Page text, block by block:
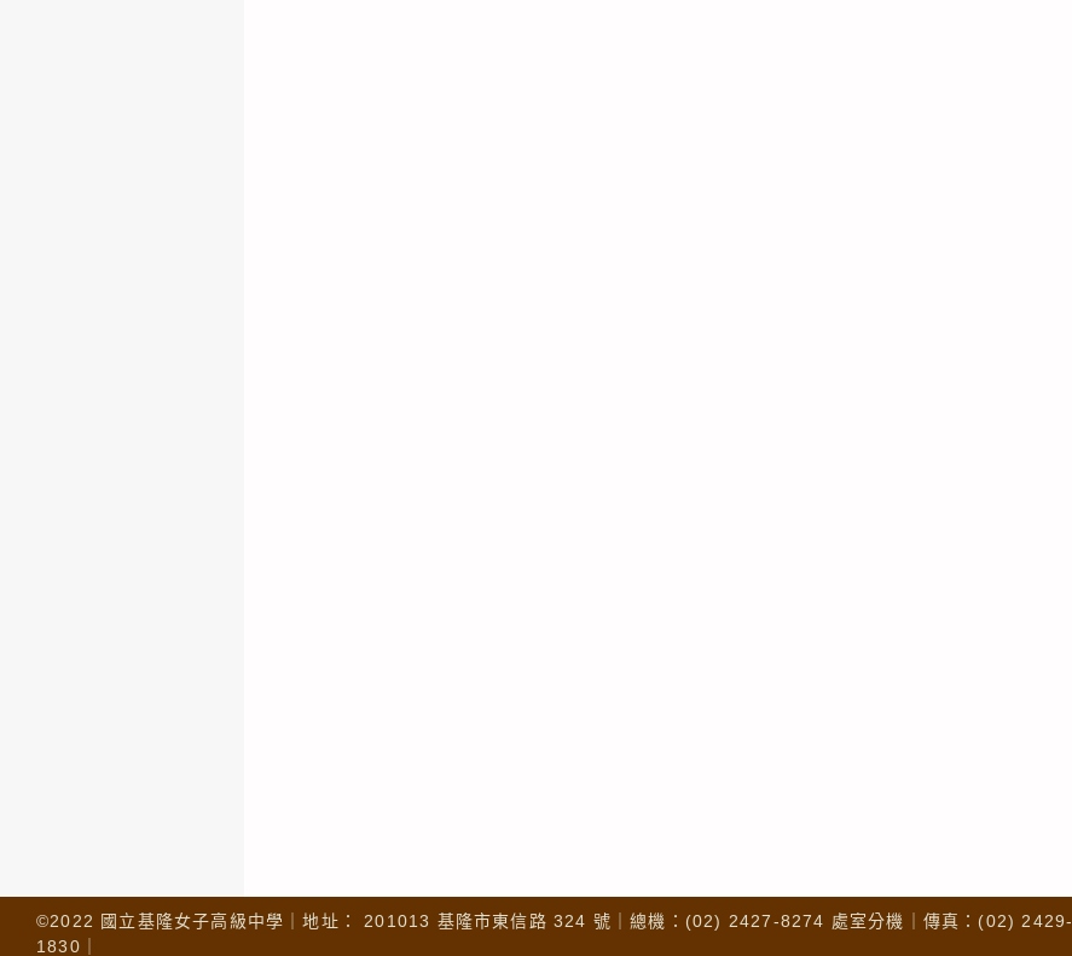
©2022 國立基隆女子高級中學｜地址： 201013 基隆市東信路 324 號｜總機：(02) 2427-8274 處室分機｜傳真：(02) 2429-
1830｜